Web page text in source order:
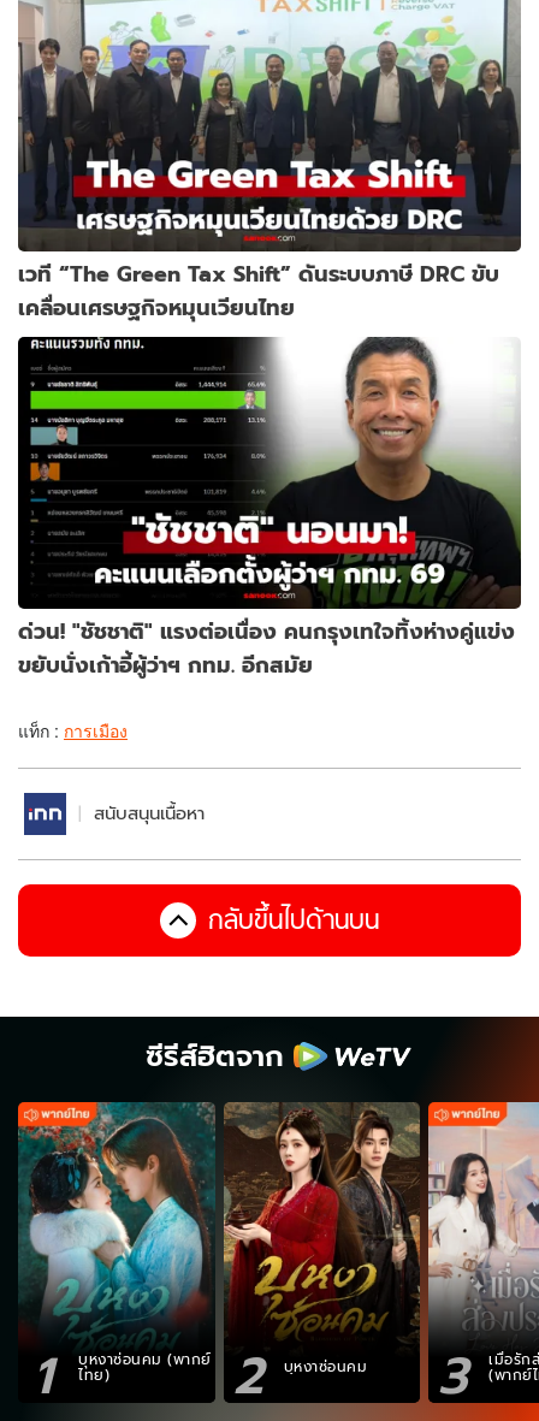
เวที “The Green Tax Shift” ดันระบบภาษี DRC ขับ
เคลื่อนเศรษฐกิจหมุนเวียนไทย
ด่วน! "ชัชชาติ" แรงต่อเนื่อง คนกรุงเทใจทิ้งห่างคู่แข่ง
ขยับนั่งเก้าอี้ผู้ว่าฯ กทม. อีกสมัย
แท็ก : การเมือง
สนับสนุนเนื้อหา
กลับขึ้นไปด้านบน
ซีรีส์ฮิตจาก
1 บุหงาซ่อนคม (พากย์
ไทย) 2 บุหงาซ่อนคม 3 เมื่อรัก
(พากย์